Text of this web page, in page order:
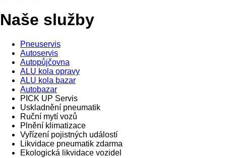
Naše služby
Pneuservis
Autoservis
Autopůjčovna
ALU kola opravy
ALU kola bazar
Autobazar
PICK UP Servis
Uskladnění pneumatik
Ruční mytí vozů
Plnění klimatizace
Vyřízení pojistných událostí
Likvidace pneumatik zdarma
Ekologická likvidace vozidel